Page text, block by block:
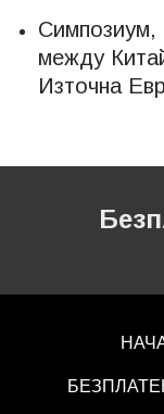
Симпозиум,
между
Източна